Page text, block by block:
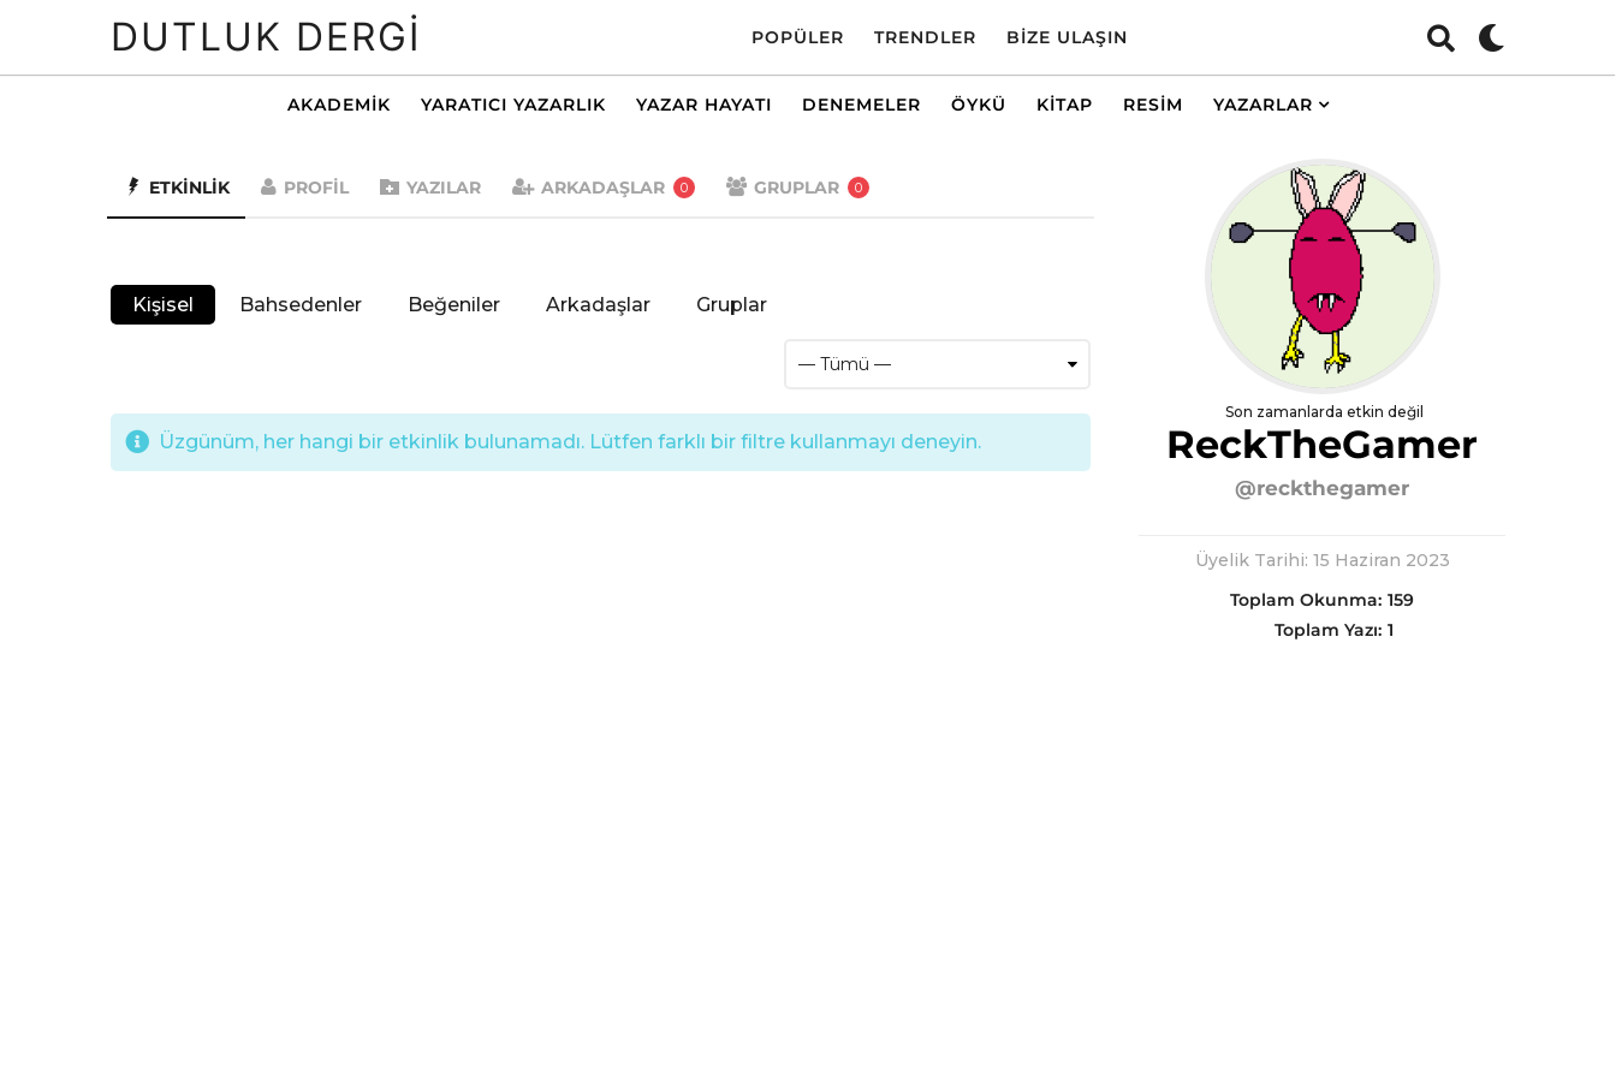
DUTLUK DERGI POPÜLER TRENDLER BIZE ULAŞIN
AKADEMIK YARATICI YAZARLIK YAZAR HAYATI DENEMELER ÖYKÜ KITAP RESIM YAZARLAR
Son zamanlarda etkin değil
ReckTheGamer
@reckthegamer
Üyelik Tarihi: 15 Haziran 2023
Toplam Okunma: 159
Toplam Yazı: 1
ETKINLIK PROFIL YAZILAR ARKADAŞLAR 0 GRUPLAR 0
Kişisel Bahsedenler Beğeniler Arkadaşlar Gruplar
Üzgünüm, her hangi bir etkinlik bulunamadı. Lütfen farklı bir filtre kullanmayı deneyin.